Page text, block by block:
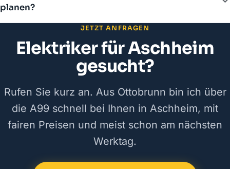
planen?
JETZT ANFRAGEN
Elektriker für Aschheim
gesucht?
Rufen Sie kurz an. Aus Ottobrunn bin ich über
die A99 schnell bei Ihnen in Aschheim, mit
fairen Preisen und meist schon am nächsten
Werktag.